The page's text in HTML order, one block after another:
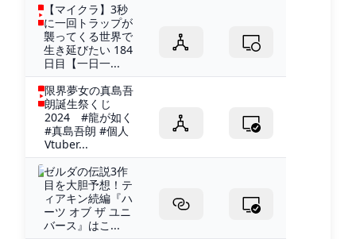
【マイクラ】3秒
に一回トラップが
襲ってくる世界で
生き延びたい 184
日目【一日一...
限界夢女の真島吾
朗誕生祭くじ
2024 #龍が如く
#真島吾朗 #個人
Vtuber...
ゼルダの伝説3作
目を大胆予想！テ
ィアキン続編『ハ
ーツ オブ ザ ユニ
バース』はこ...